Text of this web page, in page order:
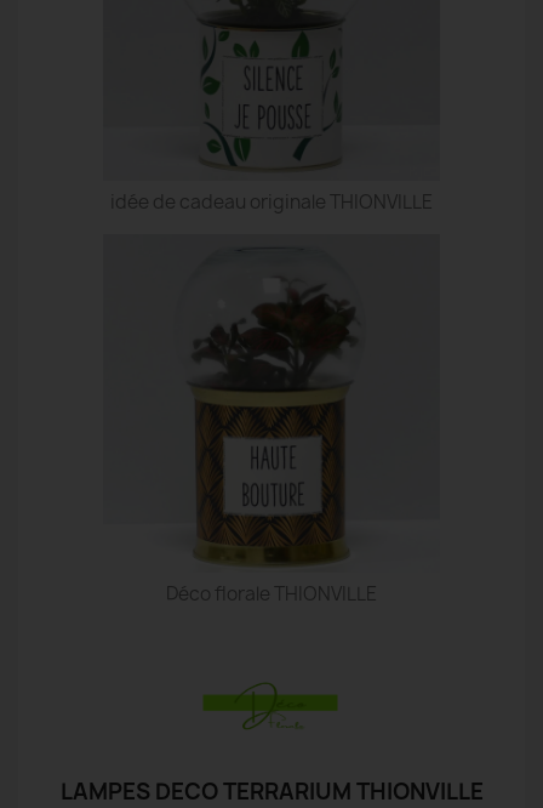
idée de cadeau originale THIONVILLE
Déco florale THIONVILLE
LAMPES DECO TERRARIUM THIONVILLE